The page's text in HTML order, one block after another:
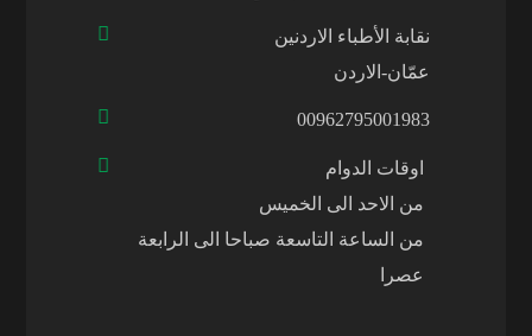
نقابة الأطباء الاردنين
عمّان-الاردن
00962795001983
اوقات الدوام
من الاحد الى الخميس
من الساعة التاسعة صباحا الى الرابعة
عصرا